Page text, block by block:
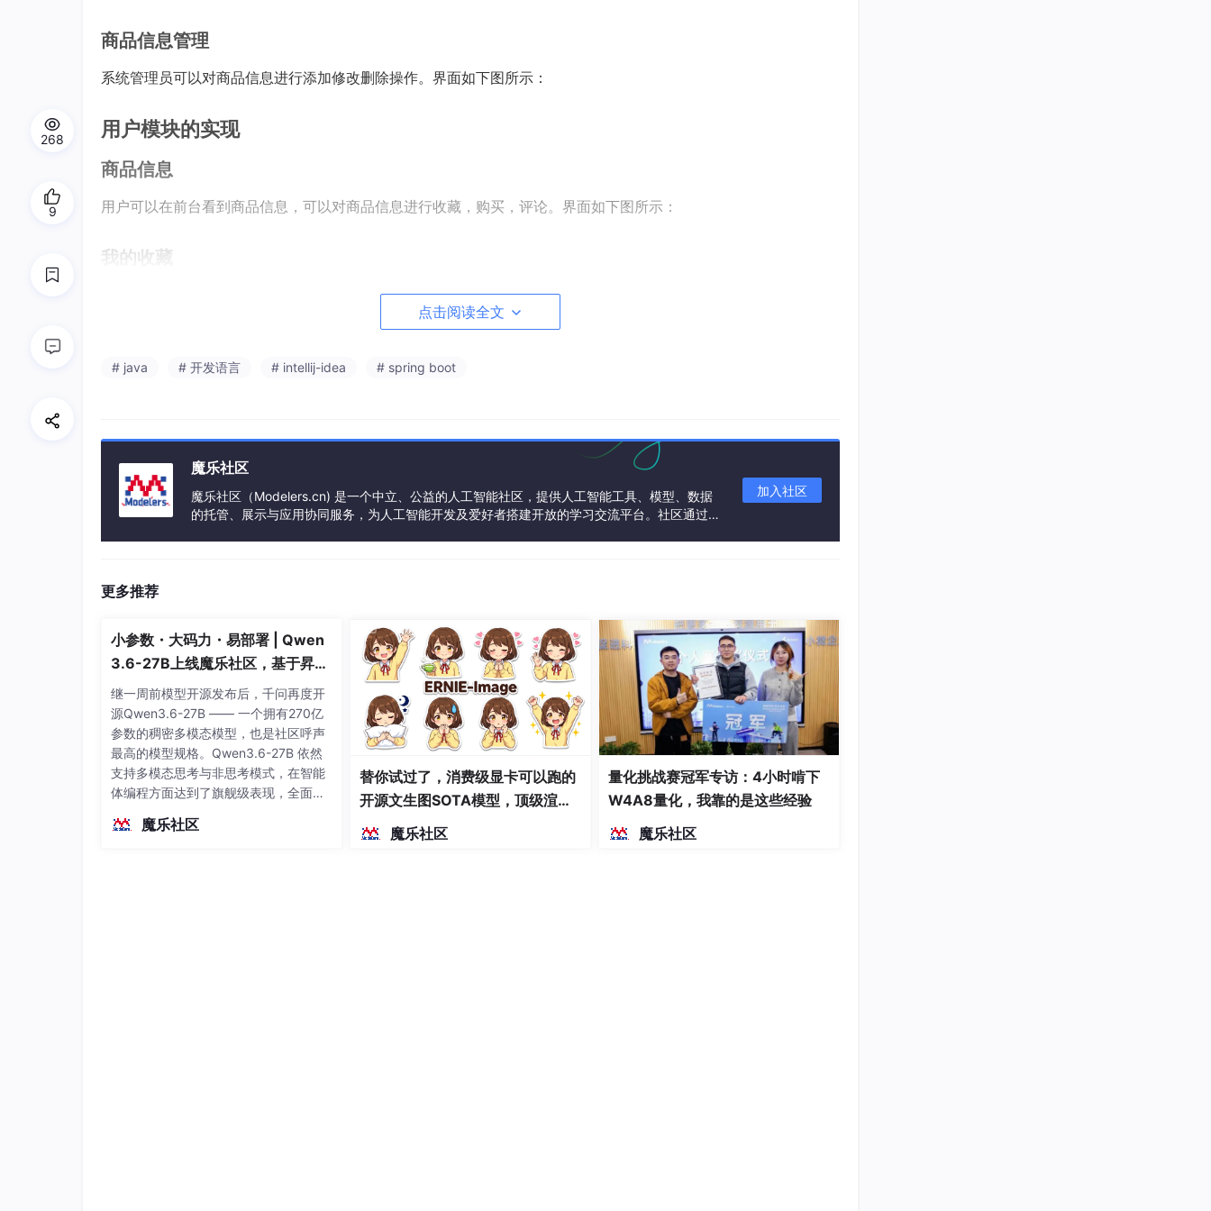
商品信息管理
系统管理员可以对商品信息进行添加修改删除操作。界面如下图所示：
用户模块的实现
商品信息
用户可以在前台看到商品信息，可以对商品信息进行收藏，购买，评论。界面如下图所示：
我的收藏
用户可以查看自己的收藏，也可以不收藏。界面如下图所示：
另有1000+份项目源码，项目有java（包含springboot，ssm，jspm等），小程序，python，php，net等语言项
目。项目均包含完整前后端源码，可正常运行！
点击阅读全文
# java # 开发语言 # intellij-idea # spring boot
魔乐社区
魔乐社区（Modelers.cn) 是一个中立、公益的人工智能社区，提供人工智能工具、模型、数据
的托管、展示与应用协同服务，为人工智能开发及爱好者搭建开放的学习交流平台。社区通过理
加入社区
更多推荐
小参数・大码力・易部署 | Qwen
3.6-27B上线魔乐社区，基于昇腾
的部署教程来了
继一周前模型开源发布后，千问再度开
源Qwen3.6-27B —— 一个拥有270亿
参数的稠密多模态模型，也是社区呼声
最高的模型规格。Qwen3.6-27B 依然
支持多模态思考与非思考模式，在智能
体编程方面达到了旗舰级表现，全面超
（总参数397B / 激活参数17B的MoE模
魔乐社区
替你试过了，消费级显卡可以跑的
开源文生图SOTA模型，顶级渲
染、高密度文本绘图
魔乐社区
量化挑战赛冠军专访：4小时啃下
W4A8量化，我靠的是这些经验
魔乐社区
268
9